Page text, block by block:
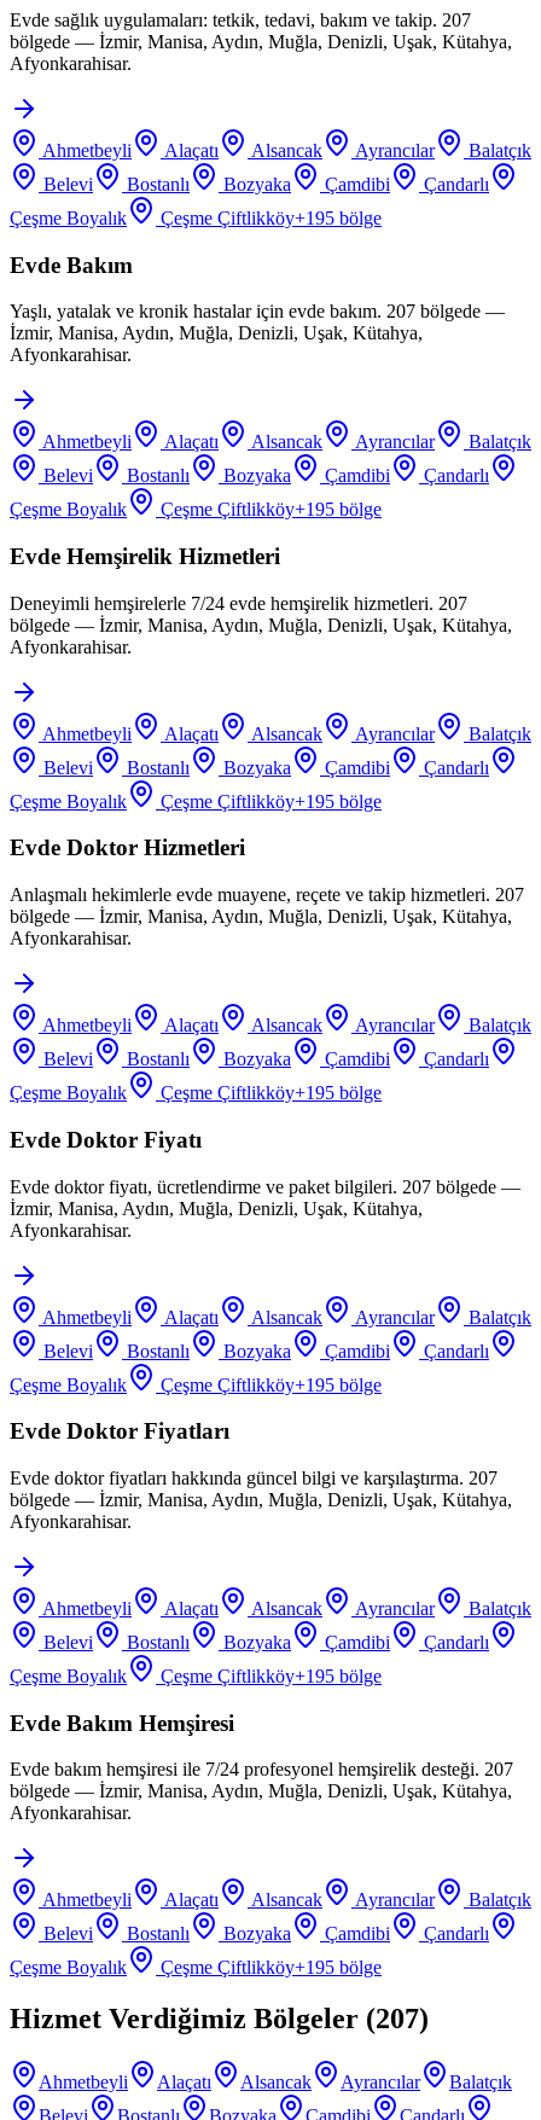
Evde sağlık uygulamaları: tetkik, tedavi, bakım ve takip. 207
bölgede — İzmir, Manisa, Aydın, Muğla, Denizli, Uşak, Kütahya,
Afyonkarahisar.
Ahmetbeyli Alaçatı Alsancak Ayrancılar
Balatçık
Belevi
Bostanlı Bozyaka Çamdibi
Çandarlı
Çeşme Boyalık
Çeşme Çiftlikköy+195 bölge
Evde Bakım
Yaşlı, yatalak ve kronik hastalar için evde bakım. 207 bölgede —
İzmir, Manisa, Aydın, Muğla, Denizli, Uşak, Kütahya,
Afyonkarahisar.
Ahmetbeyli Alaçatı Alsancak Ayrancılar
Balatçık
Belevi
Bostanlı Bozyaka Çamdibi
Çandarlı
Çeşme Boyalık
Çeşme Çiftlikköy+195 bölge
Evde Hemşirelik Hizmetleri
Deneyimli hemşirelerle 7/24 evde hemşirelik hizmetleri. 207
bölgede — İzmir, Manisa, Aydın, Muğla, Denizli, Uşak, Kütahya,
Afyonkarahisar.
Ahmetbeyli Alaçatı Alsancak Ayrancılar
Balatçık
Belevi
Bostanlı Bozyaka Çamdibi
Çandarlı
Çeşme Boyalık
Çeşme Çiftlikköy+195 bölge
Evde Doktor Hizmetleri
Anlaşmalı hekimlerle evde muayene, reçete ve takip hizmetleri. 207
bölgede — İzmir, Manisa, Aydın, Muğla, Denizli, Uşak, Kütahya,
Afyonkarahisar.
Ahmetbeyli Alaçatı Alsancak Ayrancılar
Balatçık
Belevi
Bostanlı Bozyaka Çamdibi
Çandarlı
Çeşme Boyalık
Çeşme Çiftlikköy+195 bölge
Evde Doktor Fiyatı
Evde doktor fiyatı, ücretlendirme ve paket bilgileri. 207 bölgede —
İzmir, Manisa, Aydın, Muğla, Denizli, Uşak, Kütahya,
Afyonkarahisar.
Ahmetbeyli Alaçatı Alsancak Ayrancılar
Balatçık
Belevi
Bostanlı Bozyaka Çamdibi
Çandarlı
Çeşme Boyalık
Çeşme Çiftlikköy+195 bölge
Evde Doktor Fiyatları
Evde doktor fiyatları hakkında güncel bilgi ve karşılaştırma. 207
bölgede — İzmir, Manisa, Aydın, Muğla, Denizli, Uşak, Kütahya,
Afyonkarahisar.
Ahmetbeyli Alaçatı Alsancak Ayrancılar
Balatçık
Belevi
Bostanlı Bozyaka Çamdibi
Çandarlı
Çeşme Boyalık
Çeşme Çiftlikköy+195 bölge
Evde Bakım Hemşiresi
Evde bakım hemşiresi ile 7/24 profesyonel hemşirelik desteği. 207
bölgede — İzmir, Manisa, Aydın, Muğla, Denizli, Uşak, Kütahya,
Afyonkarahisar.
Ahmetbeyli Alaçatı Alsancak Ayrancılar
Balatçık
Belevi
Bostanlı Bozyaka Çamdibi
Çandarlı
Çeşme Boyalık
Çeşme Çiftlikköy+195 bölge
Hizmet Verdiğimiz Bölgeler (207)
Ahmetbeyli Alaçatı Alsancak Ayrancılar
Balatçık